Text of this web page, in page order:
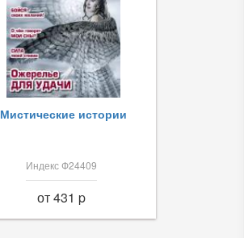
Мистические истории
Индекс Ф24409
от 431 p